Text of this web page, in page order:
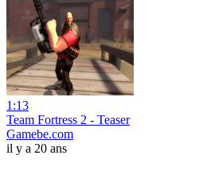
1:13
Team Fortress 2 - Teaser
Gamebe.com
il y a 20 ans